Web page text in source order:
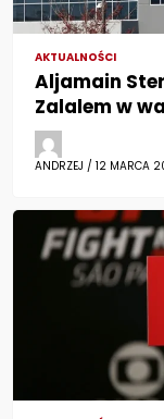
AKTUALNOŚCI
Aljamain
Zalalem w
ANDRZEJ / 12 MARCA